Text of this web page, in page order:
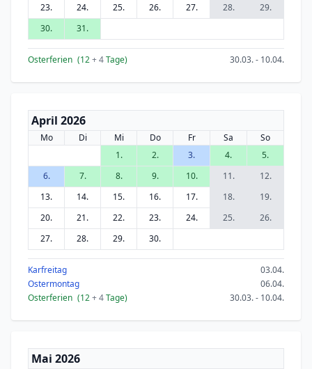
23.
24. 25. 26. 27. 28.
29.
30.
31.
Osterferien (12+ 4Tage) 30.03. - 10.04.
April 2026
Mo Di Mi Do Fr Sa
So
1.
2. 3. 4.
5.
6.
7. 8. 9. 10. 11.
12.
13.
14. 15. 16. 17. 18.
19.
20.
21. 22. 23. 24. 25.
26.
27.
28. 29. 30.
Karfreitag
03.04.
Ostermontag
06.04.
Osterferien (12+ 4Tage) 30.03. - 10.04.
Mai 2026